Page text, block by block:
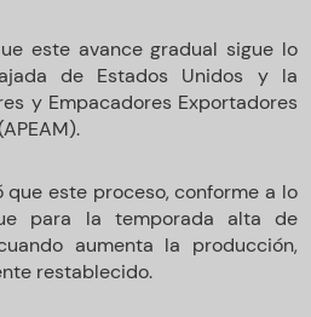
este avance gradual sigue lo
de Estados Unidos y la
y Empacadores Exportadores
que este proceso, conforme a lo
para la temporada alta de
aumenta la producción,
restablecido.